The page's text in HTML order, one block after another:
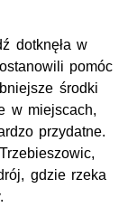
dotknęła w
pomóc
środki
w miejscach,
przydatne.
gdzie rzeka